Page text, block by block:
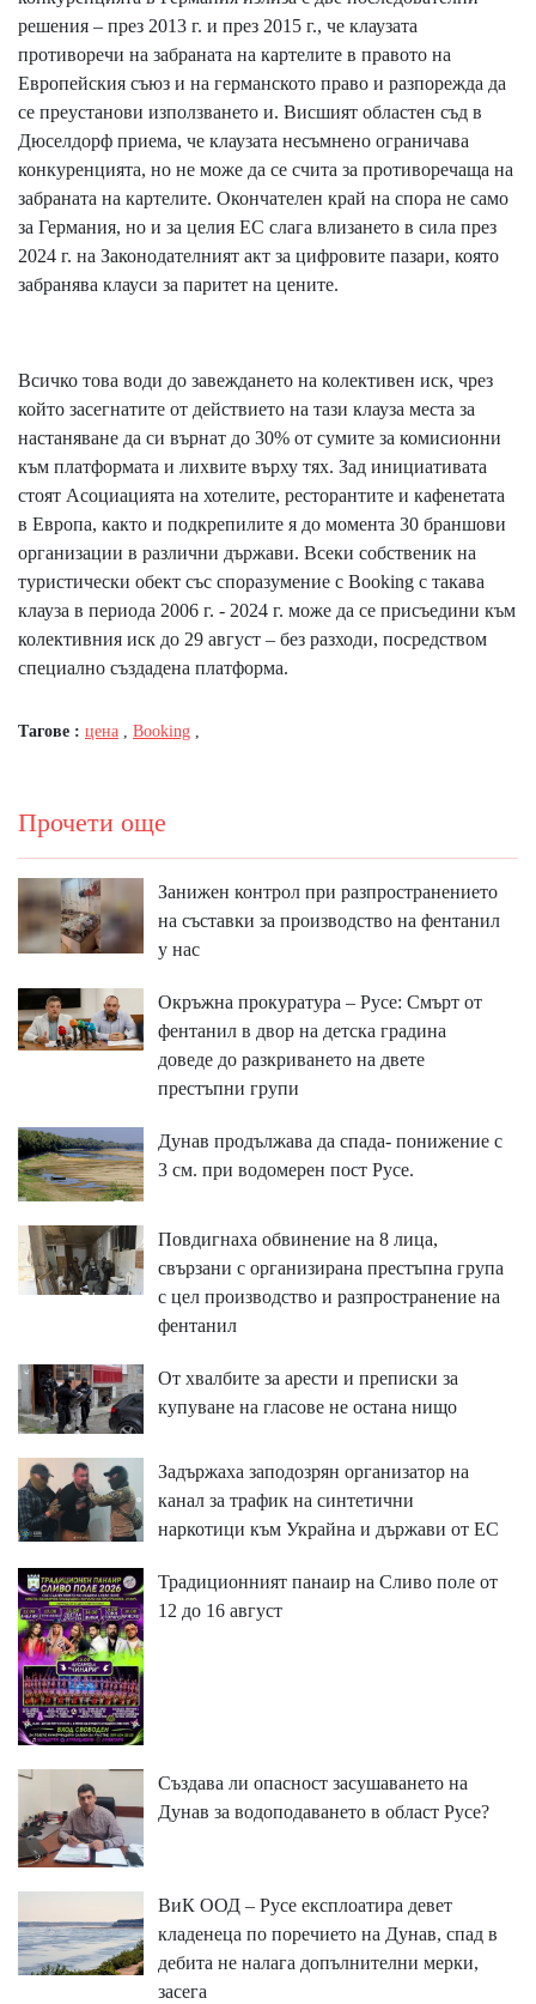
решения – през 2013 г. и през 2015 г., че клаузата
противоречи на забраната на картелите в правото на
Европейския съюз и на германското право и разпорежда да
се преустанови използването и. Висшият областен съд в
Дюселдорф приема, че клаузата несъмнено ограничава
конкуренцията, но не може да се счита за противоречаща на
забраната на картелите. Окончателен край на спора не само
за Германия, но и за целия ЕС слага влизането в сила през
2024 г. на Законодателният акт за цифровите пазари, която
забранява клауси за паритет на цените.
Всичко това води до завеждането на колективен иск, чрез
който засегнатите от действието на тази клауза места за
настаняване да си върнат до 30% от сумите за комисионни
към платформата и лихвите върху тях. Зад инициативата
стоят Асоциацията на хотелите, ресторантите и кафенетата
в Европа, както и подкрепилите я до момента 30 браншови
организации в различни държави. Всеки собственик на
туристически обект със споразумение с Booking с такава
клауза в периода 2006 г. - 2024 г. може да се присъедини към
колективния иск до 29 август – без разходи, посредством
специално създадена платформа.
Тагове : цена Booking
Прочети още
Занижен контрол при разпространението
на съставки за производство на фентанил
у нас
Окръжна прокуратура – Русе: Смърт от
фентанил в двор на детска градина
доведе до разкриването на двете
престъпни групи
Дунав продължава да спада- понижение с
3 см. при водомерен пост Русе.
Повдигнаха обвинение на 8 лица,
свързани с организирана престъпна група
с цел производство и разпространение на
фентанил
От хвалбите за арести и преписки за
купуване на гласове не остана нищо
Задържаха заподозрян организатор на
канал за трафик на синтетични
наркотици към Украйна и държави от ЕС
Традиционният панаир на Сливо поле от
12 до 16 август
Създава ли опасност засушаването на
Дунав за водоподаването в област Русе?
ВиК ООД – Русе експлоатира девет
кладенеца по поречието на Дунав, спад в
дебита не налага допълнителни мерки,
засега